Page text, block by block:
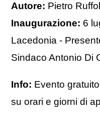
Autore: Pietro
Inaugurazione: 6
Lacedonia -
Sindaco Antonio Di
Info: Evento
su orari e giorni di